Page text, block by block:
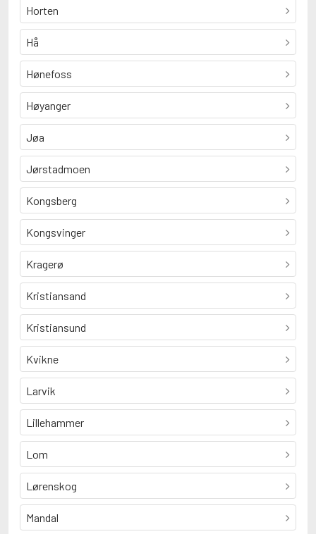
Horten
Hå
Hønefoss
Høyanger
Jøa
Jørstadmoen
Kongsberg
Kongsvinger
Kragerø
Kristiansand
Kristiansund
Kvikne
Larvik
Lillehammer
Lom
Lørenskog
Mandal